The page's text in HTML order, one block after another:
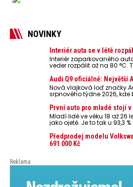
NOVINKY
Interiér auta se v létě
Interiér zaparkovaného
veder rozpálit až na 80 °C.
případech i zvýšit riziko
Audi Q9 oficiálně: Největší
Nová vlajková loď značky
srpnového týdne 2026,
První auto pro mladé stojí
Mladí lidé ve věku 18 až
jako ojeté. Je to tak u 93,3
dat Leasingu České
Předprodej modelu
691 000 Kč
Reklama